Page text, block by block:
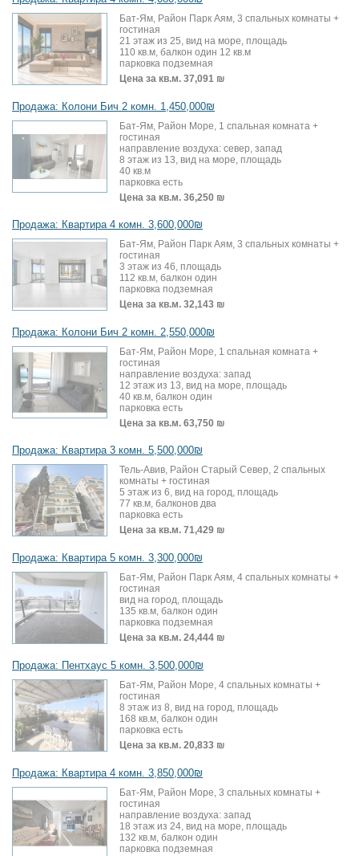
Бат-Ям, Район Парк Аям, 3 спальных комнаты +
гостиная
21 этаж из 25, вид на море, площадь
110 кв.м, балкон один 12 кв.м
парковка подземная
Цена за кв.м. 37,091 ₪
Продажа: Колони Бич 2 комн. 1,450,000₪
Бат-Ям, Район Море, 1 спальная комната +
гостиная
направление воздуха: север, запад
8 этаж из 13, вид на море, площадь
40 кв.м
парковка есть
Цена за кв.м. 36,250 ₪
Продажа: Квартира 4 комн. 3,600,000₪
Бат-Ям, Район Парк Аям, 3 спальных комнаты +
гостиная
3 этаж из 46, площадь
112 кв.м, балкон один
парковка подземная
Цена за кв.м. 32,143 ₪
Продажа: Колони Бич 2 комн. 2,550,000₪
Бат-Ям, Район Море, 1 спальная комната +
гостиная
направление воздуха: запад
12 этаж из 13, вид на море, площадь
40 кв.м, балкон один
парковка есть
Цена за кв.м. 63,750 ₪
Продажа: Квартира 3 комн. 5,500,000₪
Тель-Авив, Район Старый Север, 2 спальных
комнаты + гостиная
5 этаж из 6, вид на город, площадь
77 кв.м, балконов два
парковка есть
Цена за кв.м. 71,429 ₪
Продажа: Квартира 5 комн. 3,300,000₪
Бат-Ям, Район Парк Аям, 4 спальных комнаты +
гостиная
вид на город, площадь
135 кв.м, балкон один
парковка подземная
Цена за кв.м. 24,444 ₪
Продажа: Пентхаус 5 комн. 3,500,000₪
Бат-Ям, Район Море, 4 спальных комнаты +
гостиная
8 этаж из 8, вид на город, площадь
168 кв.м, балкон один
парковка есть
Цена за кв.м. 20,833 ₪
Продажа: Квартира 4 комн. 3,850,000₪
Бат-Ям, Район Море, 3 спальных комнаты +
гостиная
направление воздуха: запад
18 этаж из 24, вид на море, площадь
132 кв.м, балкон один
парковка подземная